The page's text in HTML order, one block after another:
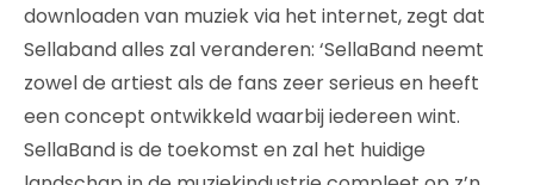
downloaden van muziek via het internet, zegt dat
Sellaband alles zal veranderen: ‘SellaBand neemt
zowel de artiest als de fans zeer serieus en heeft
een concept ontwikkeld waarbij iedereen wint.
SellaBand is de toekomst en zal het huidige